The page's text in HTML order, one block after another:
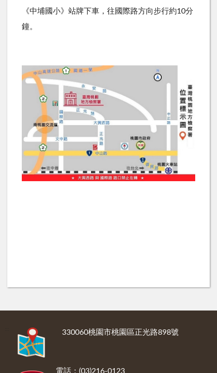
《中埔國小》站牌下車，往國際路方向步行約10分
鐘。
330060桃園市桃園區正光路898號
電話：(03)216-0123